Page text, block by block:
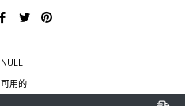
在
分
在
發
在
頂
NULL
可用的